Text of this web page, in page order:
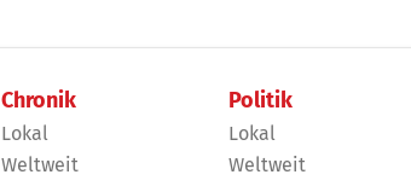
Chronik
Lokal
Weltweit
Politik
Lokal
Weltweit